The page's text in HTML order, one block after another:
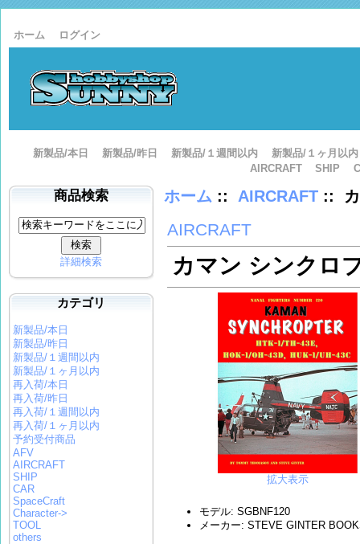
ホーム ログイン
新製品/本日 新製品/昨日 新製品/１週間以内
新製品/１ヶ月以内
AIRCRAFT
SHIP
商品検索
詳細検索
カテゴリ
新製品/本日
新製品/昨日
新製品/１週間以内
新製品/１ヶ月以内
再入荷/本日
再入荷/昨日
再入荷/１週間以内
再入荷/１ヶ月以内
予約受付商品
AFV
AIRCRAFT
SHIP
CAR
SpaceCraft
Character->
TOOL
others
ホーム :: AIRCRAFT :: カ
AIRCRAFT
カマン シンクロ
拡大表示
モデル: SGBNF120
メーカー: STEVE GINTER